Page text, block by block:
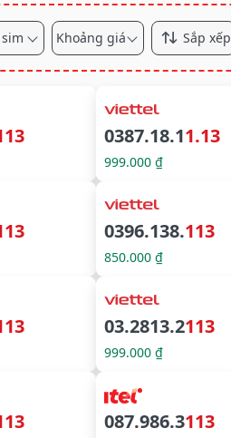
Khoảng giá Sắp xếp
0387.18.11.13
999.000 ₫
0396.138.113
850.000 ₫
03.2813.2113
999.000 ₫
087.986.3113